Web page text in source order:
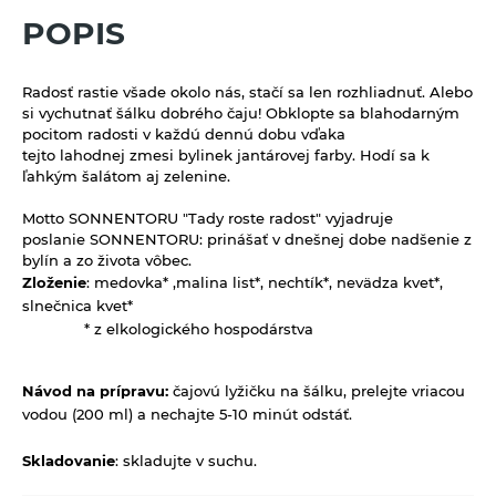
Feel eco upratovanie
Latte
Morská soľ
Pochutiny
Soľ
Zmesi korenia
Celozrnné múky a krupice
Chlebové múky
Nátierky, horčice, kečupy, omáčky
Horčice
Kečupy
Nátierky
Omáčky
Nápoje
Cidre
Energetické prírodné nápoje
Kombuchy Mana Roots
Limonády a shoty mellos
Limonády ostatné
Limonády STEGO
Oleje
Mäsové výrobky
Octy
Prírodná kozmetika
Balzamy na pery
Prírodné certifikované mydlá
Vlasová prírodná kozmetika
Pudingy a dezerty
Dezerty
Pufované a extrudované výrobky
Sirupy bez pridaného cukru
Sladidlá a včelie produkty
Sladidlá
Sterilizovaná zelenina
POPIS
Radosť rastie všade okolo nás, stačí sa len rozhliadnuť. Alebo
si vychutnať šálku dobrého čaju! Obklopte sa blahodarným
pocitom radosti v každú dennú dobu vďaka
tejto lahodnej zmesi bylinek jantárovej farby. Hodí sa k
ľahkým šalátom aj zelenine.
Motto SONNENTORU "Tady roste radost" vyjadruje
poslanie SONNENTORU: prinášať v dnešnej dobe nadšenie z
bylín a zo života vôbec.
Zloženie: medovka* ,malina list*, nechtík*, nevädza kvet*,
slnečnica kvet*
* z elkologického hospodárstva
Návod na prípravu: čajovú lyžičku na šálku, prelejte vriacou
vodou (200 ml) a nechajte 5-10 minút odstáť.
Skladovanie: skladujte v suchu.